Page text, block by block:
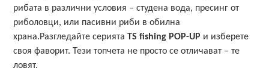
рибата в различни условия – студена вода, пресинг от
риболовци, или пасивни риби в обилна
храна.Разгледайте серията TS fishing POP-UP и изберете
своя фаворит. Тези топчета не просто се отличават – те
ловят.